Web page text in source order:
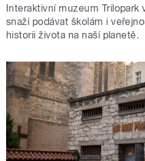
Interaktivní muzeum Trilopark
snaží podávat školám i
historii života na naší planetě.